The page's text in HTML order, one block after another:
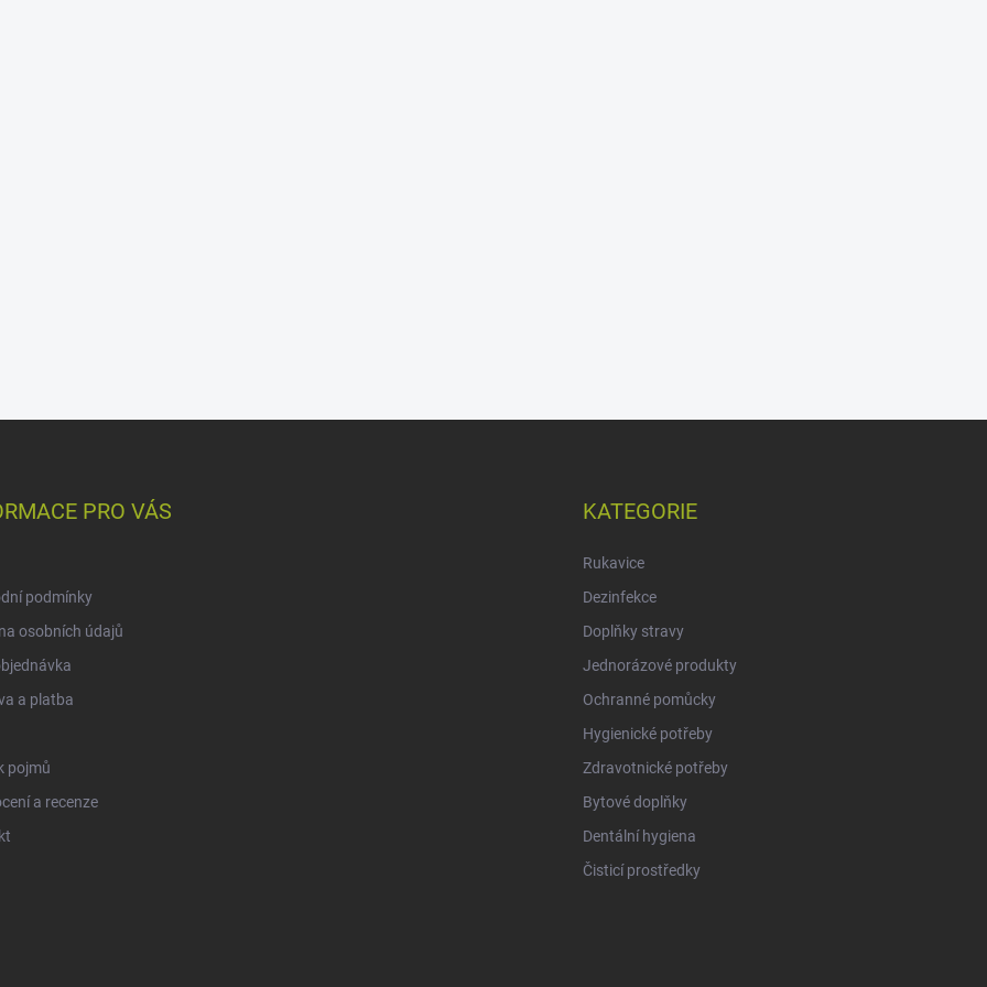
PRO VÁS
podmínky
osobních údajů
a platba
pojmů
a recenze
KATEGORIE
Rukavice
Dezinfekce
Doplňky stravy
Jednorázové produkty
Ochranné pomůcky
Hygienické potřeby
Zdravotnické potřeby
Bytové doplňky
Dentální hygiena
Čisticí prostředky